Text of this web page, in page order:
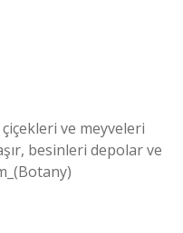
ve meyveleri
besinleri depolar ve